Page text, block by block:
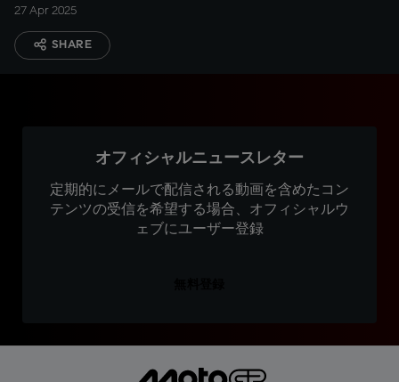
27 Apr 2025
SHARE
オフィシャルニュースレター
定期的にメールで配信される動画を含めたコン
テンツの受信を希望する場合、オフィシャルウ
ェブにユーザー登録